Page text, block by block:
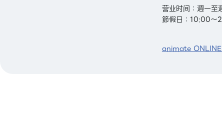
营业时间：週一
節假日：10:00～
animate